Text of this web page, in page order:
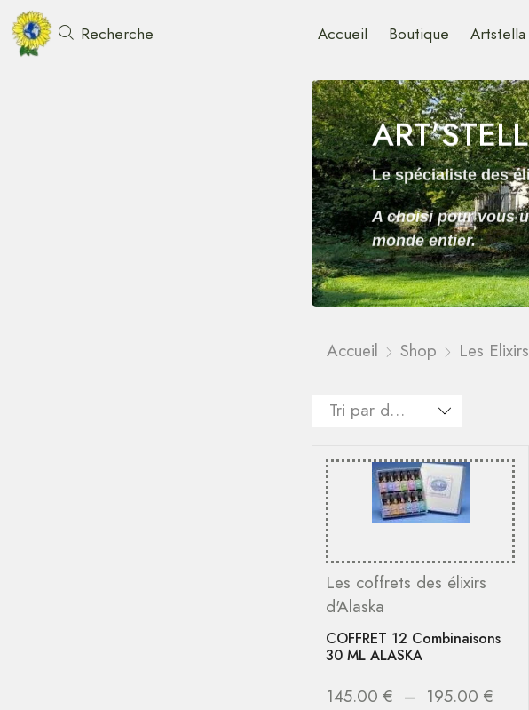
Recherche Accueil Boutique
Le spécialiste des
A choisi pour vous
monde entier.
Accueil Shop Les Elixirs
Les coffrets des élixirs
d'Alaska
COFFRET 12 Combinaisons
30 ML ALASKA
145.00 € – 195.00 €